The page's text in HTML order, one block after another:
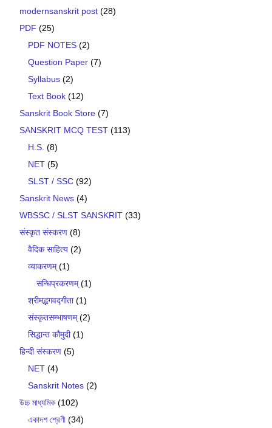
modernsanskrit post (28)
PDF (25)
PDF NOTES (2)
Question Paper (7)
Syllabus (2)
Text Book (12)
Sanskrit Book Store (7)
SANSKRIT MCQ TEST (113)
H.S. (8)
NET (5)
SLST / SSC (92)
Sanskrit News (4)
WBSSC / SLST SANSKRIT (33)
संस्कृत संस्करण (8)
वैदिक साहित्य (2)
व्याकरणम्(1)
सन्धिप्रकरणम्(1)
श्रीमद्भगवद्गीता(1)
संस्कृतसम्भाषणम्(2)
सिद्धान्त कौमुदी(1)
हिन्दी संस्करण (5)
NET (4)
Sanskrit Notes (2)
উচ্চ মাধ্যমিক (102)
একাদশ শ্রেণী (34)